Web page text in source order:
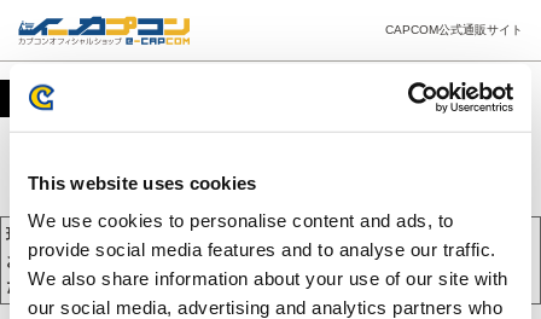
This website uses cookies
We use cookies to personalise content and ads, to
provide social media features and to analyse our traffic.
We also share information about your use of our site with
our social media, advertising and analytics partners who
CAPCOM公式通販サイト
カート
現在、カートには商品が入っておりません。
お買い物を続けるには下の 「お買い物を続ける」 をクリックしてく
ださい。